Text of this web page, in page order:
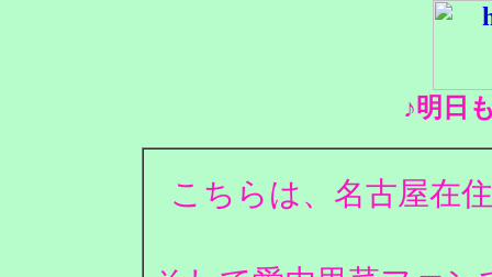
♪明日
こちらは、名古屋在